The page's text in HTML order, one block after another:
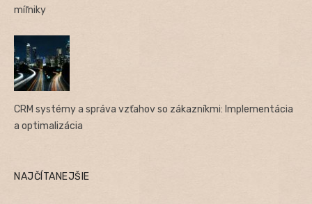
míľniky
CRM systémy a správa vzťahov so zákazníkmi: Implementácia
a optimalizácia
NAJČÍTANEJŠIE